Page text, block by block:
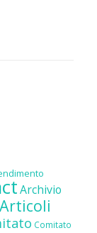
Archivio
Articoli
Comitato